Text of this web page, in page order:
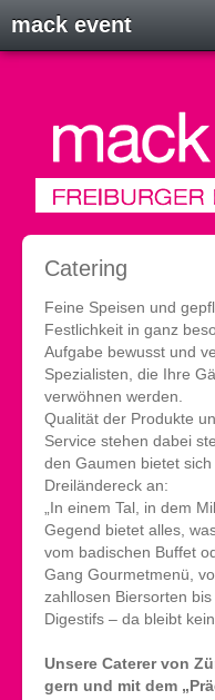
mack event -
Catering
Feine Speisen und
Festlichkeit in ganz
Aufgabe bewusst und
Spezialisten, die Ihre
verwöhnen werden.
Qualität der Produkte
Service stehen dabei
den Gaumen bietet
Dreiländereck an:
„In einem Tal, in dem
Gegend bietet alles,
vom badischen Buffet
Gang Gourmetmenü,
zahllosen Biersorten
Digestifs – da bleibt
Unsere Caterer von
gern und mit dem